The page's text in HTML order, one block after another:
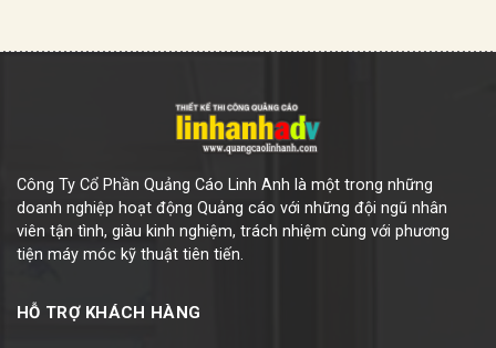
Công Ty Cổ Phần Quảng Cáo Linh Anh là một trong những
doanh nghiệp hoạt động Quảng cáo với những đội ngũ nhân
viên tận tình, giàu kinh nghiệm, trách nhiệm cùng với phương
tiện máy móc kỹ thuật tiên tiến.
HỖ TRỢ KHÁCH HÀNG